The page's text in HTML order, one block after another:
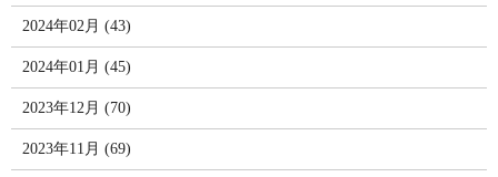
2024年02月 (43)
2024年01月 (45)
2023年12月 (70)
2023年11月 (69)